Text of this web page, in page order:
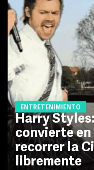
ENTRETENIMIENTO
Harry
convierte en
recorrer la
libremente